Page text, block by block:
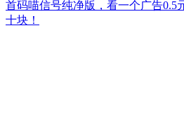
首码喵信号纯净版，看一个广告0.5
十块！